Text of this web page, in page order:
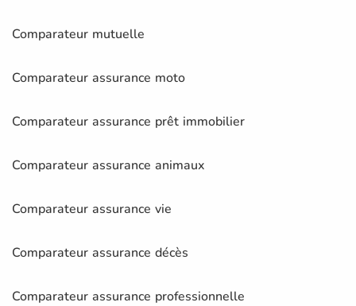
Comparateur mutuelle
Comparateur assurance moto
Comparateur assurance prêt immobilier
Comparateur assurance animaux
Comparateur assurance vie
Comparateur assurance décès
Comparateur assurance professionnelle